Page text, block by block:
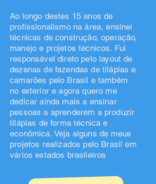
Ao longo destes 15 anos de
profissionalismo na área, ensinei
técnicas de construção, operação,
manejo e projetos técnicos. Fui
responsável direto pelo layout de
dezenas de fazendas de tilápias e
camarões pelo Brasil e também
no exterior e agora quero me
dedicar ainda mais a ensinar
pessoas a aprenderem a produzir
tilápias de forma técnica e
econômica. Veja alguns de meus
projetos realizados pelo Brasil em
vários estados brasileiros